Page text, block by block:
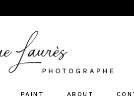
PAINT ABOUT